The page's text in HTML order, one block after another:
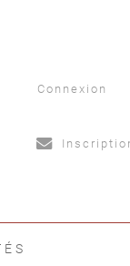
Connexion